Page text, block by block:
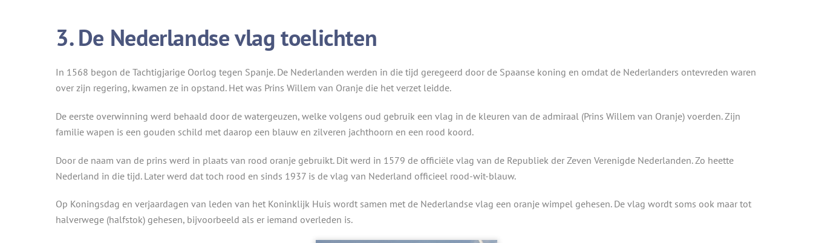
3. De Nederlandse vlag toelichten
In 1568 begon de Tachtigjarige Oorlog tegen Spanje. De Nederlanden werden in die tijd geregeerd door de Spaanse koning en omdat de Nederlanders ontevreden waren
over zijn regering, kwamen ze in opstand. Het was Prins Willem van Oranje die het verzet leidde.
De eerste overwinning werd behaald door de watergeuzen, welke volgens oud gebruik een vlag in de kleuren van de admiraal (Prins Willem van Oranje) voerden. Zijn
familie wapen is een gouden schild met daarop een blauw en zilveren jachthoorn en een rood koord.
Door de naam van de prins werd in plaats van rood oranje gebruikt. Dit werd in 1579 de officiële vlag van de Republiek der Zeven Verenigde Nederlanden. Zo heette
Nederland in die tijd. Later werd dat toch rood en sinds 1937 is de vlag van Nederland officieel rood-wit-blauw.
Op Koningsdag en verjaardagen van leden van het Koninklijk Huis wordt samen met de Nederlandse vlag een oranje wimpel gehesen. De vlag wordt soms ook maar tot
halverwege (halfstok) gehesen, bijvoorbeeld als er iemand overleden is.